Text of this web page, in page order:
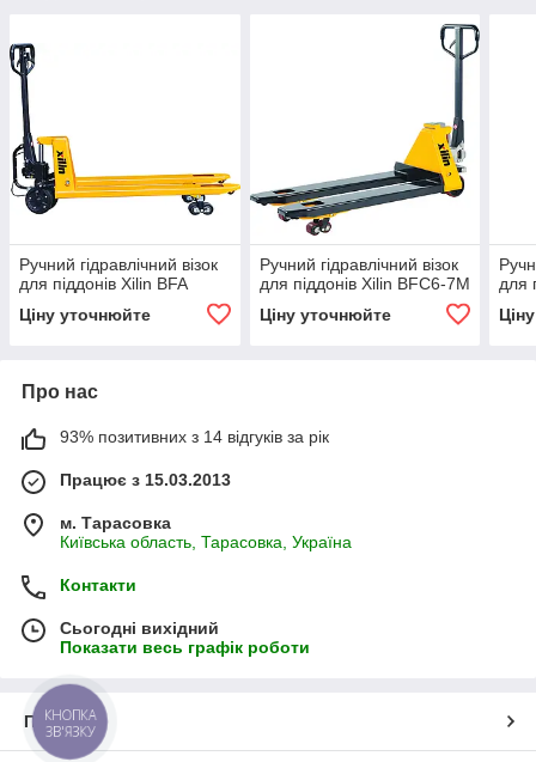
Ручний гідравлічний візок
для піддонів Xilin BFA
Ціну уточнюйте
Ручний гідравлічний візок
для піддонів Xilin BFC6-7M
Ціну уточнюйте
для
Про нас
93% позитивних з 14 відгуків за рік
Працює з 15.03.2013
м. Тарасовка
Київська область, Тарасовка, Україна
Контакти
Сьогодні вихідний
Показати весь графік роботи
Про нас
КНОПКА
ЗВ'ЯЗКУ